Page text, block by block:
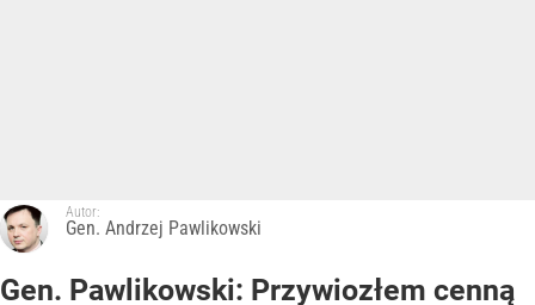
Autor:
Gen. Andrzej Pawlikowski
Gen. Pawlikowski: Przywiozłem cenną